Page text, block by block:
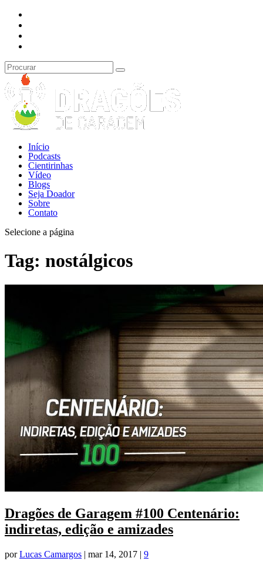
Início
Podcasts
Cientirinhas
Vídeo
Blogs
Seja Doador
Sobre
Contato
Selecione a página
Tag: nostálgicos
Dragões de Garagem #100 Centenário:
indiretas, edição e amizades
porLucas Camargos | mar 14, 2017 | 9